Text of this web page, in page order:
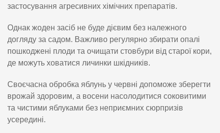
застосування агресивних хімічних препаратів.
Однак жоден засіб не буде дієвим без належного
догляду за садом. Важливо регулярно збирати опалі
пошкоджені плоди та очищати стовбури від старої кори,
де можуть ховатися личинки шкідників.
Своєчасна обробка яблунь у червні допоможе зберегти
врожай здоровим, а восени насолодитися соковитими
та чистими яблуками без неприємних сюрпризів
усередині.